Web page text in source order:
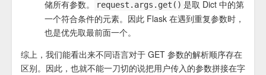
储所有参数。
request.args.get() 是取 Dict 中的第
一个符合条件的元素。因此 Flask 在遇到重复参数时，
也是优先取最前面一个。
综上，我们能看出来不同语言对于 GET 参数的解析顺序存在
区别。因此，也就不能一刀切的说把用户传入的参数拼接在字